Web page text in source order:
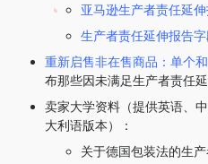
亚马逊生产者责任延
生产者责任延伸报告字
重新启售非在售商品：单个
布那些因未满足生产者责任
卖家大学资料（提供英语、
大利语版本）：
关于德国包装法的生